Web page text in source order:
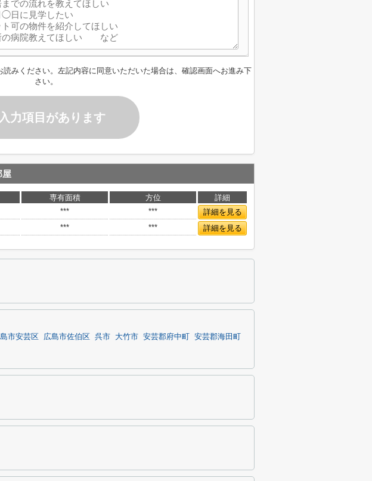
読みください。左記内容に同意いただいた場合は、確認画面へお進み下
さい。
力項目があります
屋
専有面積 方位
詳細
*** ***
詳細を見る
*** *** 詳細を見る
市安芸区 広島市佐伯区 呉市 大竹市 安芸郡府中町
安芸郡海田町